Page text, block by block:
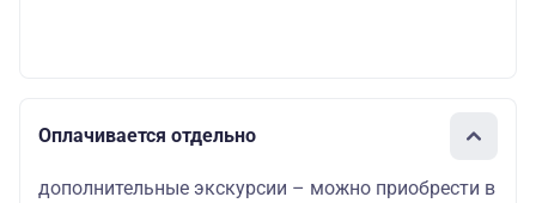
Оплачивается отдельно
дополнительные экскурсии – можно приобрести в